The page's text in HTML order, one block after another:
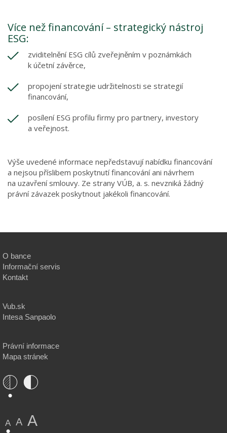
Více než financování – strategický nástroj
ESG:
zviditelnění ESG cílů zveřejněním v poznámkách
k účetní závěrce,
propojení strategie udržitelnosti se strategií
financování,
posílení ESG profilu firmy pro partnery, investory
a veřejnost.
Výše uvedené informace nepředstavují nabídku financování
a nejsou příslibem poskytnutí financování ani návrhem
na uzavření smlouvy. Ze strany VÚB, a. s. nevzniká žádný
právní závazek poskytnout jakékoli financování.
O bance
Informační servis
Kontakt
Vub.sk
Intesa Sanpaolo
Právní informace
Mapa stránek
A A A